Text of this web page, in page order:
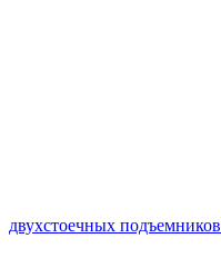
двухстоечных подъемников